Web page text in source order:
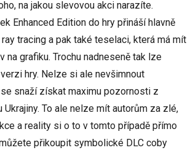
na jakou slevovou akci narazíte.
Enhanced Edition do hry přináší hlavně
tracing a pak také teselaci, která má mít
na grafiku. Trochu nadneseně tak lze
hry. Nelze si ale nevšimnout
snaží získat maximu pozornosti z
To ale nelze mít autorům za zlé,
a reality si o to v tomto případě přímo
přikoupit symbolické DLC coby